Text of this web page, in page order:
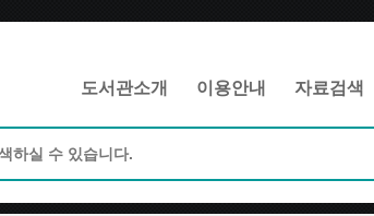
도서관소개 이용안내 자료검색